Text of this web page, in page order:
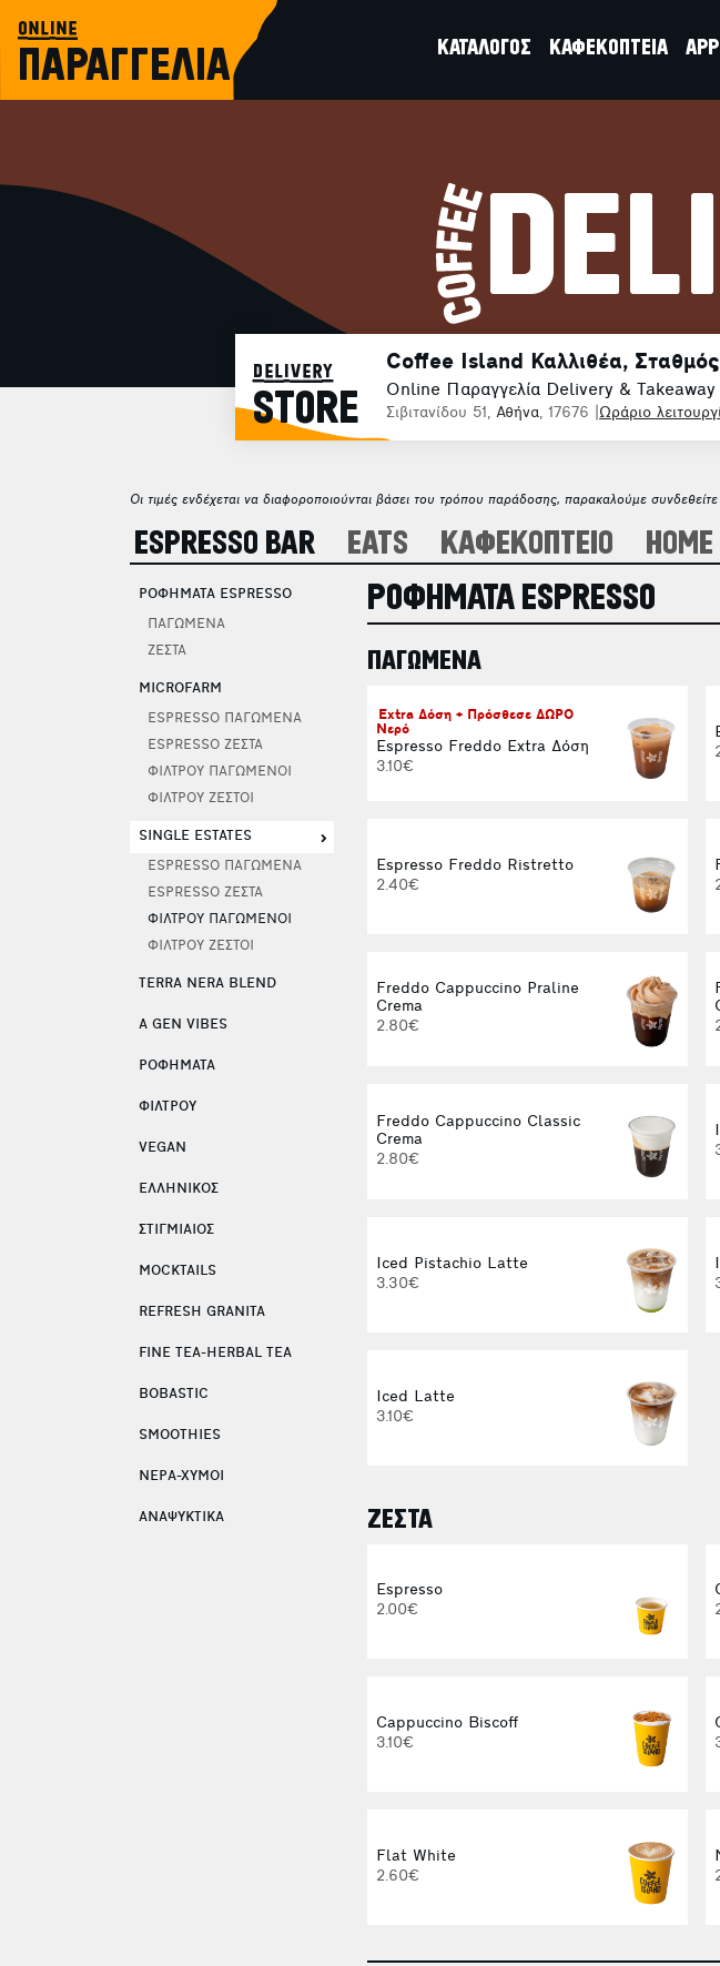
online
ΠΑΡΑΓΓΕΛΙΑ ΚΑΤΑΛΟΓΟΣ ΚΑΦΕΚΟΠΤΕΙΑ APP
delivery
STORE
Coffee Island Καλλιθέα,
Online Παραγγελία Delivery &
Σιβιτανίδου 51, Αθήνα, 17676 Ωράριο
Οι τιμές ενδέχεται να διαφοροποιούνται βάσει του τρόπου παράδοσης, παρακαλούμε
ESPRESSO BAR EATS ΚΑΦΕΚΟΠΤΕΙΟ
ΡΟΦΗΜΑΤΑ ESPRESSO
ΠΑΓΩΜΕΝΑ
ΖΕΣΤΑ
MICROFARM
ESPRESSO ΠΑΓΩΜΕΝΑ
ESPRESSO ΖΕΣΤΑ
ΦΙΛΤΡΟΥ ΠΑΓΩΜΕΝΟΙ
ΦΙΛΤΡΟΥ ΖΕΣΤΟΙ
SINGLE ESTATES
ESPRESSO ΠΑΓΩΜΕΝΑ
ESPRESSO ΖΕΣΤΑ
ΦΙΛΤΡΟΥ ΠΑΓΩΜΕΝΟΙ
ΦΙΛΤΡΟΥ ΖΕΣΤΟΙ
TERRA NERA BLEND
A GEN VIBES
ΡΟΦΗΜΑΤΑ
ΦΙΛΤΡΟΥ
VEGAN
ΕΛΛΗΝΙΚΟΣ
ΣΤΙΓΜΙΑΙΟΣ
MOCKTAILS
REFRESH GRANITA
FINE TEA-HERBAL TEA
BOBASTIC
SMOOTHIES
ΝΕΡΑ-ΧΥΜΟΙ
ΑΝΑΨΥΚΤΙΚΑ
ΡΟΦΗΜΑΤΑ ESPRESSO
ΠΑΓΩΜΕΝΑ
Extra Δόση + Πρόσθεσε ΔΩΡΟ
Νερό
Espresso Freddo Extra Δόση
3.10€
Espresso Freddo Ristretto
2.40€
Freddo Cappuccino Praline
Crema
2.80€
Freddo Cappuccino Classic
Crema
2.80€
Iced Pistachio Latte
3.30€
Iced Latte
3.10€
ΖΕΣΤΑ
Espresso
2.00€
Cappuccino Biscoff
3.10€
Flat White
2.60€